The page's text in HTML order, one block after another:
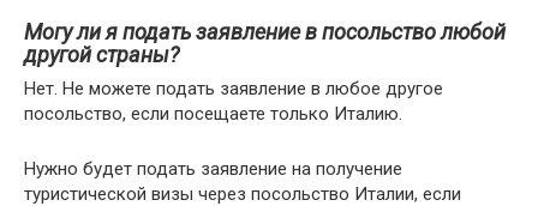
Могу ли я подать заявление в посольство любой
другой страны?
Нет. Не можете подать заявление в любое другое
посольство, если посещаете только Италию.
Нужно будет подать заявление на получение
туристической визы через посольство Италии, если